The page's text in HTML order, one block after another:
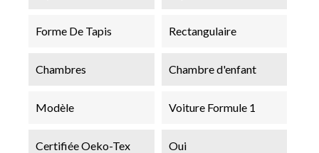
Forme De Tapis Rectangulaire
Chambres Chambre d'enfant
Modèle Voiture Formule 1
Certifiée Oeko-Tex
Oui